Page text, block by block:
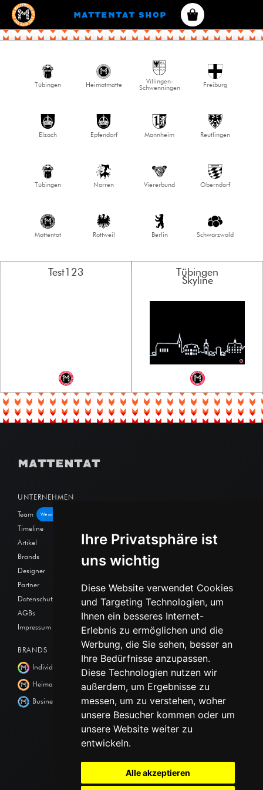
Ihre Privatsphäre ist
uns wichtig
Diese Website verwendet Cookies
und Targeting Technologien, um
Ihnen ein besseres Internet-
Erlebnis zu ermöglichen und die
Werbung, die Sie sehen, besser an
Ihre Bedürfnisse anzupassen.
Diese Technologien nutzen wir
außerdem, um Ergebnisse zu
messen, um zu verstehen, woher
unsere Besucher kommen oder um
unsere Website weiter zu
entwickeln.
Alle akzeptieren
Mattentat SHOP
Tübingen Heimatmatte Villingen-
Schwenningen Freiburg
Elzach Epfendorf Mannheim Reutlingen
Tübingen Narren Viererbund Oberndorf
Mattentat Rottweil Berlin Schwarzwald
Test123 Tübingen
Skyline
MATTENTAT
UNTERNEHMEN
Team
We are hiring!
Timeline
Artikel
Brands
Designer
Partner
Datenschutz
AGBs
Impressum
BRANDS
Individuell
Heimat
Business